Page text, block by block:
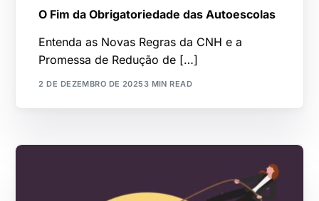
O Fim da Obrigatoriedade das Autoescolas
Entenda as Novas Regras da CNH e a
Promessa de Redução de […]
2 DE DEZEMBRO DE 20253 MIN READ